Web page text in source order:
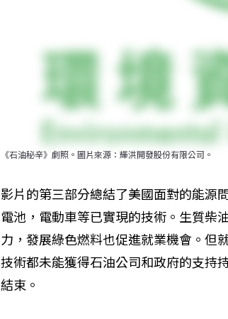
《石油秘辛》劇照。圖片來源：輝洪開發股份有限公司。
影片的第三部分總結了美國面對的能源
電池，電動車等已實現的技術。生質柴
力，發展綠色燃料也促進就業機會。但
技術都未能獲得石油公司和政府的支持
結束。